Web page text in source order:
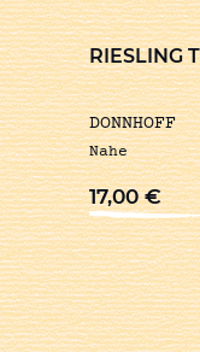
RIESLING
DONNHOFF
Nahe
17,00€